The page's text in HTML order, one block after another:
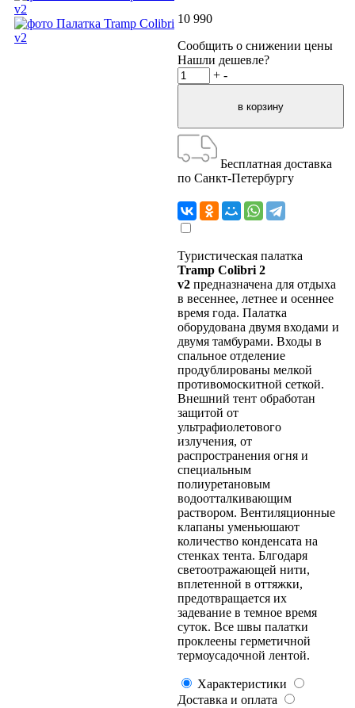
10 990
Сообщить о снижении цены
Нашли дешевле?
+ -
Бесплатная доставка
по Санкт-Петербургу
Туристическая палатка
Tramp Colibri 2
v2 предназначена для отдыха
в весеннее, летнее и осеннее
время года. Палатка
оборудована двумя входами и
двумя тамбурами. Входы в
спальное отделение
продублированы мелкой
противомоскитной сеткой.
Внешний тент обработан
защитой от
ультрафиолетового
излучения, от
распространения огня и
специальным
полиуретановым
водоотталкивающим
раствором. Вентиляционные
клапаны уменьюшают
количество конденсата на
стенках тента. Блгодаря
светоотражающей нити,
вплетенной в оттяжки,
предотвращается их
задевание в темное время
суток. Все швы палатки
проклеены герметичной
термоусадочной лентой.
Характеристики
Доставка и оплата